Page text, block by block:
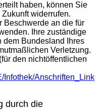
haben, können Sie
widerrufen.
Beschwerde an die für
Ihre zuständige
dem Bundesland Ihres
Verletzung.
den nichtöffentlichen
Infothek/Anschriften_Link
durch die